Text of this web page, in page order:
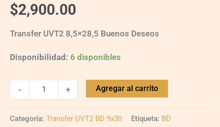
$2,900.00
Transfer UVT2 8,5×28,5 Buenos Deseos
Disponibilidad: 6 disponibles
- + Agregar al carrito
Categoría: Transfer UVT2 BD 9x30 Etiqueta: BD